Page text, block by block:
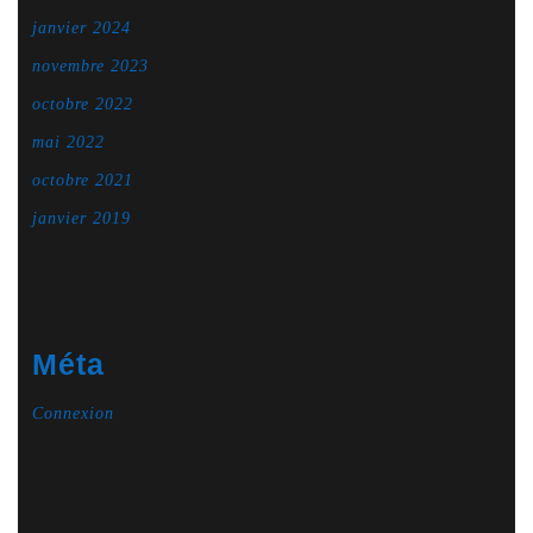
janvier 2024
novembre 2023
octobre 2022
mai 2022
octobre 2021
janvier 2019
Méta
Connexion